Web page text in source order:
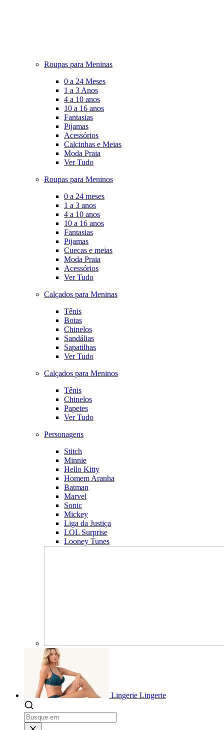
Roupas para Meninas
0 a 24 Meses
1 a 3 Anos
4 a 10 anos
10 a 16 anos
Fantasias
Pijamas
Acessórios
Calcinhas e Meias
Moda Praia
Ver Tudo
Roupas para Meninos
0 a 24 meses
1 a 3 anos
4 a 10 anos
10 a 16 anos
Fantasias
Pijamas
Cuecas e meias
Moda Praia
Acessórios
Ver Tudo
Calçados para Meninas
Tênis
Botas
Chinelos
Sandálias
Sapatilhas
Ver Tudo
Calçados para Meninos
Tênis
Chinelos
Papetes
Ver Tudo
Personagens
Stitch
Minnie
Hello Kitty
Homem Aranha
Batman
Marvel
Sonic
Mickey
Liga da Justiça
LOL Surprise
Looney Tunes
Lingerie Lingerie